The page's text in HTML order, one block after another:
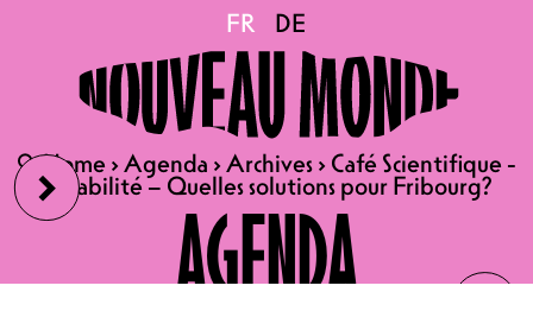
›
FR DE
🔍Home ›Agenda ›Archives › Café Scientifique -
Durabilité – Quelles solutions pour Fribourg?
AGENDA
FR DE
🔍Home ›Agenda ›Archives › Café Scientifique -
Durabilité – Quelles solutions pour Fribourg?
Café Scientifique -
Durabilité – Quelles
solutions pour Fribourg?